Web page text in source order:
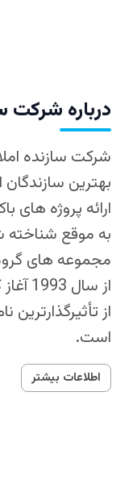
درباره شرکت
بهترین
ارائه پروژه‌ های
به‌ موقع
مجموعه‌ های
از
از
است.
اطلاعات بیشتر